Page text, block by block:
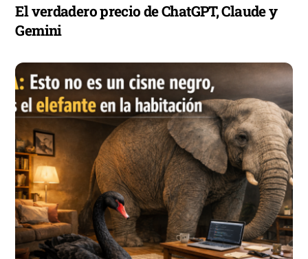
El verdadero precio de ChatGPT, Claude y
Gemini